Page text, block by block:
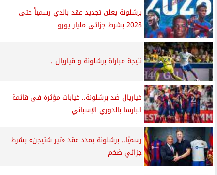
برشلونة يعلن تجديد عقد بالدي رسمياً حتى
2028 بشرط جزائى مليار يورو
نتيجة مباراة برشلونة و ڤياريال .
فياريال ضد برشلونة.. غيابات مؤثرة فى قائمة
البارسا بالدوري الإسباني
رسميًا.. برشلونة يمدد عقد «تير شتيجن» بشرط
جزائي ضخم